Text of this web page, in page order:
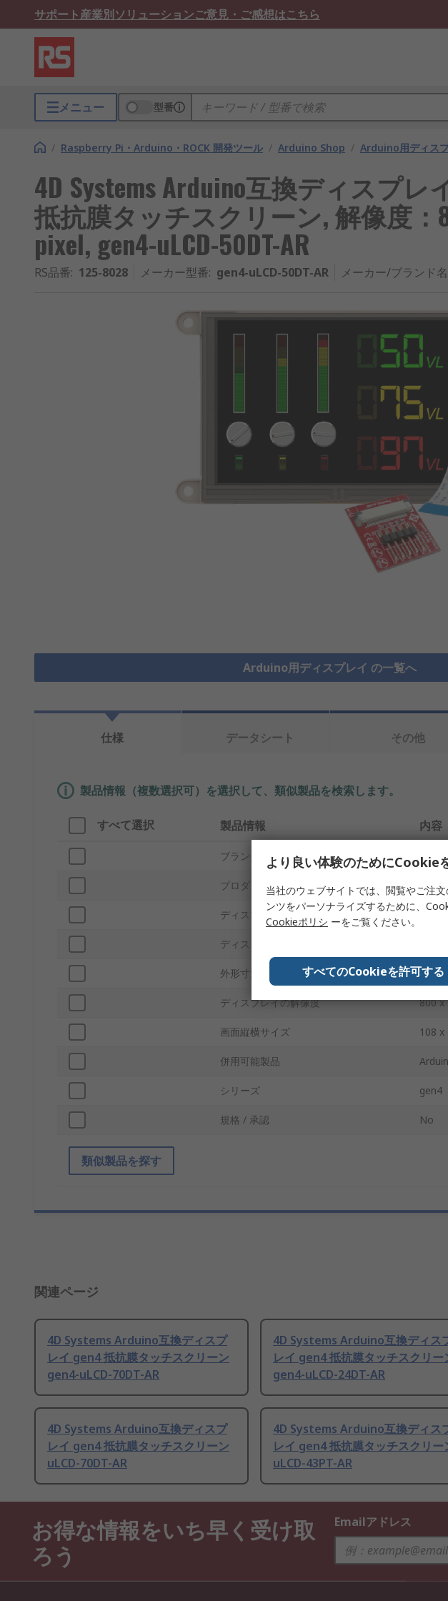
サポート産業別ソリューションご意見・ご感想はこちら
メニュー 型番
/ Raspberry Pi・Arduino・ROCK 開発ツール / Arduino Shop / Arduino用ディス
4D Systems Arduino互換ディスプレ
抵抗膜タッチスクリーン, 解像度：
pixel, gen4-uLCD-50DT-AR
RS品番: 125-8028 メーカー型番: gen4-uLCD-50DT-AR メーカー/ブランド名
Arduino用ディスプレイ の一覧へ
仕様 データシート その他
製品情報（複数選択可）を選択して、類似製品を検索します。
すべて選択 製品情報 内容
ブランド 4D
プロダクトタイプ
ディスプレイサイズ
ディスプレイテクノロジー
外形寸法 142.8
ディスプレイの解像度 800 x
画面縦横サイズ 108
併用可能製品
シリーズ gen4
規格 / 承認 No
類似製品を探す
関連ページ
4D Systems Arduino互換ディスプ
レイ gen4 抵抗膜タッチスクリーン
gen4-uLCD-70DT-AR
4D Systems Arduino互換ディス
レイ gen4 抵抗膜タッチスクリー
gen4-uLCD-24DT-AR
4D Systems Arduino互換ディスプ
レイ gen4 抵抗膜タッチスクリーン
uLCD-70DT-AR
4D Systems Arduino互換ディス
レイ gen4 抵抗膜タッチスクリー
uLCD-43PT-AR
お得な情報をいち早く受け取
ろう
Emailアドレス
より良い体験のためにCookie
当社のウェブサイトでは、閲覧やご注
ンツをパーソナライズするために、
Cookieポリシ ーをご覧ください。
すべてのCookieを許可する